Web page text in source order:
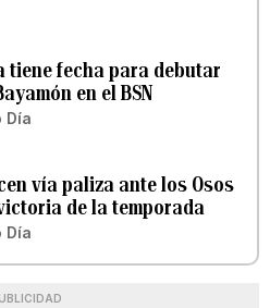
tiene fecha para debutar
en el BSN
Día
vía paliza ante los Osos
de la temporada
Día